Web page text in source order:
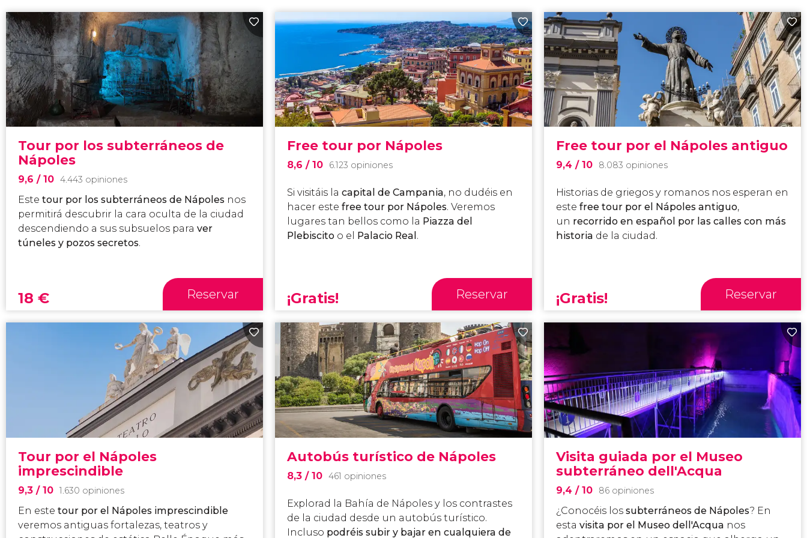
Tour por los subterráneos de
Nápoles
9,6/ 10 4.443 opiniones
Este tour por los subterráneos de Nápoles nos
permitirá descubrir la cara oculta de la ciudad
descendiendo a sus subsuelos paraver
túneles y pozos secretos.
18€ Reservar
Free tour por Nápoles
8,6 / 10 6.123 opiniones
Si visitáis la capital de Campania, no dudéis en
hacer este free tour por Nápoles. Veremos
lugares tan bellos como la Piazza del
Plebiscito o el Palacio Real .
¡Gratis! Reservar
Free tour por el Nápoles antiguo
9,4 / 10 8.083 opiniones
Historias de griegos y romanos nos esperan en
este free tour por el Nápoles antiguo,
un recorrido en español por las calles con más
historia de la ciudad.
¡Gratis! Reservar
Tour por el Nápoles
imprescindible
9,3/ 10 1.630 opiniones
En este tour por el Nápoles imprescindible
veremos antiguas fortalezas, teatros y
Autobús turístico de Nápoles
8,3 / 10 461 opiniones
Explorad la Bahía de Nápoles y los contrastes
de la ciudad desde un autobús turístico.
Incluso podréis subir y bajar en cualquiera de
Visita guiada por el Museo
subterráneo dell'Acqua
9,4 / 10 86 opiniones
¿Conocéis los subterráneos de Nápoles? En
esta visita por el Museo dell'Acqua nos